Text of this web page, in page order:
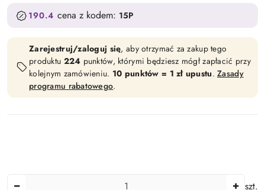
190.4 cena z kodem: 15P
Zarejestruj/zaloguj się, aby otrzymać za zakup tego
produktu 224 punktów, którymi będziesz mógł zapłacić przy
kolejnym zamówieniu. 10 punktów = 1 zł upustu.Zasady
programu rabatowego.
szt.